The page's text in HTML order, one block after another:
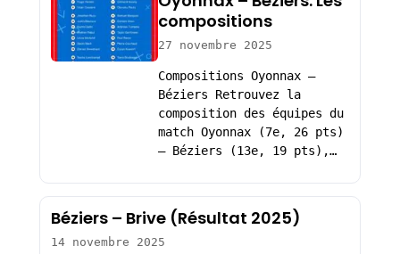
compositions
27 novembre 2025
Compositions Oyonnax –
Béziers Retrouvez la
composition des équipes du
match Oyonnax (7e, 26 pts)
– Béziers (13e, 19 pts),…
Béziers – Brive (Résultat 2025)
14 novembre 2025